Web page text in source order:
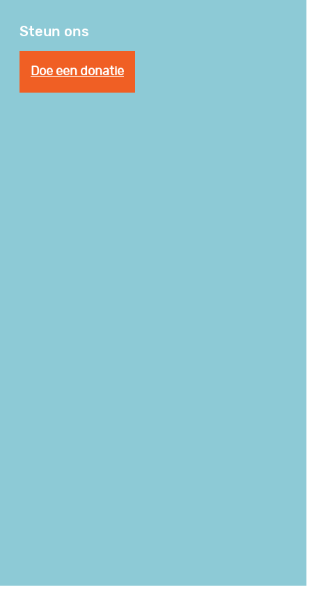
Steun ons
Doe een donatie